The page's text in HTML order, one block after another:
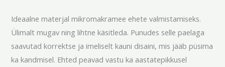
Ideaalne materjal mikromakramee ehete valmistamiseks.
Ülimalt mugav ning lihtne käsitleda. Punudes selle paelaga
saavutad korrektse ja imeliselt kauni disaini, mis jääb püsima
ka kandmisel. Ehted peavad vastu ka aastatepikkusel